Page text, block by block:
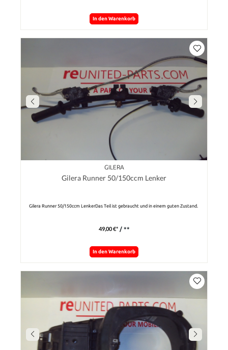
In den Warenkorb
GILERA
Gilera Runner 50/150ccm Lenker
Gilera Runner 50/150ccm LenkerDas Teil ist gebraucht und in einem guten Zustand.
49,00 €* / **
In den Warenkorb